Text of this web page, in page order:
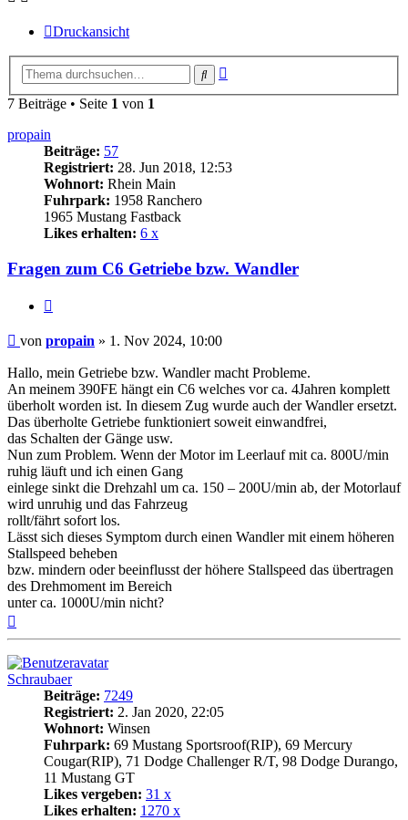
Druckansicht
Suche
7 Beiträge • Seite 1 von 1
propain
Beiträge: 57
Registriert: 28. Jun 2018, 12:53
Wohnort: Rhein Main
Fuhrpark: 1958 Ranchero
1965 Mustang Fastback
Likes erhalten: 6 x
Fragen zum C6 Getriebe bzw. Wandler
Beitrag
von propain » 1. Nov 2024, 10:00
Hallo, mein Getriebe bzw. Wandler macht Probleme.
An meinem 390FE hängt ein C6 welches vor ca. 4Jahren komplett
überholt worden ist. In diesem Zug wurde auch der Wandler ersetzt.
Das überholte Getriebe funktioniert soweit einwandfrei,
das Schalten der Gänge usw.
Nun zum Problem. Wenn der Motor im Leerlauf mit ca. 800U/min
ruhig läuft und ich einen Gang
einlege sinkt die Drehzahl um ca. 150 – 200U/min ab, der Motorlauf
wird unruhig und das Fahrzeug
rollt/fährt sofort los.
Lässt sich dieses Symptom durch einen Wandler mit einem höheren
Stallspeed beheben
bzw. mindern oder beeinflusst der höhere Stallspeed das übertragen
des Drehmoment im Bereich
unter ca. 1000U/min nicht?
Schraubaer
Beiträge: 7249
Registriert: 2. Jan 2020, 22:05
Wohnort: Winsen
Fuhrpark: 69 Mustang Sportsroof(RIP), 69 Mercury
Cougar(RIP), 71 Dodge Challenger R/T, 98 Dodge Durango,
11 Mustang GT
Likes vergeben: 31 x
Likes erhalten: 1270 x